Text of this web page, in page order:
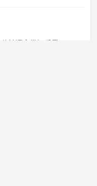
认语言学》反思...